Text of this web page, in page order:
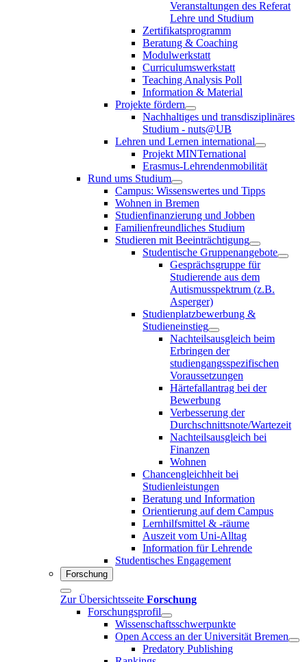
Veranstaltungen des Referat
Lehre und Studium
Zertifikatsprogramm
Beratung & Coaching
Modulwerkstatt
Curriculumswerkstatt
Teaching Analysis Poll
Information & Material
Projekte fördern
Nachhaltiges und transdisziplinäres
Studium - nuts@UB
Lehren und Lernen international
Projekt MINTernational
Erasmus-Lehrendenmobilität
Rund ums Studium
Campus: Wissenswertes und Tipps
Wohnen in Bremen
Studienfinanzierung und Jobben
Familienfreundliches Studium
Studieren mit Beeinträchtigung
Studentische Gruppenangebote
Gesprächsgruppe für
Studierende aus dem
Autismusspektrum (z.B.
Asperger)
Studienplatzbewerbung &
Studieneinstieg
Nachteilsausgleich beim
Erbringen der
studiengangsspezifischen
Voraussetzungen
Härtefallantrag bei der
Bewerbung
Verbesserung der
Durchschnittsnote/Wartezeit
Nachteilsausgleich bei
Finanzen
Wohnen
Chancengleichheit bei
Studienleistungen
Beratung und Information
Orientierung auf dem Campus
Lernhilfsmittel & -räume
Auszeit vom Uni-Alltag
Information für Lehrende
Studentisches Engagement
Forschung
Zur Übersichtsseite Forschung
Forschungsprofil
Wissenschaftsschwerpunkte
Open Access an der Universität Bremen
Predatory Publishing